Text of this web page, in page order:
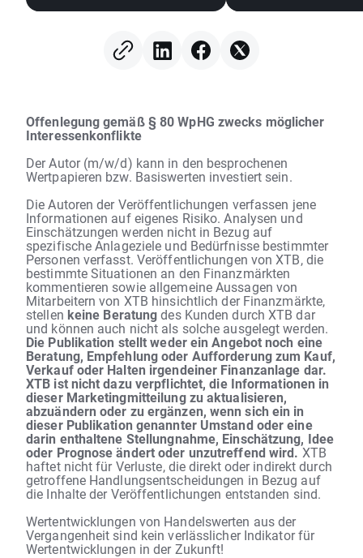
Offenlegung gemäß § 80 WpHG zwecks möglicher
Interessenkonflikte
Der Autor (m/w/d) kann in den besprochenen
Wertpapieren bzw. Basiswerten investiert sein.
Die Autoren der Veröffentlichungen verfassen jene
Informationen auf eigenes Risiko. Analysen und
Einschätzungen werden nicht in Bezug auf
spezifische Anlageziele und Bedürfnisse bestimmter
Personen verfasst. Veröffentlichungen von XTB, die
bestimmte Situationen an den Finanzmärkten
kommentieren sowie allgemeine Aussagen von
Mitarbeitern von XTB hinsichtlich der Finanzmärkte,
stellen keine Beratungdes Kunden durch XTB dar
und können auch nicht als solche ausgelegt werden.
Die Publikation stellt weder ein Angebot noch eine
Beratung, Empfehlung oder Aufforderung zum Kauf,
Verkauf oder Halten irgendeiner Finanzanlage dar.
XTB ist nicht dazu verpflichtet, die Informationen in
dieser Marketingmitteilung zu aktualisieren,
abzuändern oder zu ergänzen, wenn sich ein in
dieser Publikation genannter Umstand oder eine
darin enthaltene Stellungnahme, Einschätzung, Idee
oder Prognose ändert oder unzutreffend wird.XTB
haftet nicht für Verluste, die direkt oder indirekt durch
getroffene Handlungsentscheidungen in Bezug auf
die Inhalte der Veröffentlichungen entstanden sind.
Wertentwicklungen von Handelswerten aus der
Vergangenheit sind kein verlässlicher Indikator für
Wertentwicklungen in der Zukunft!